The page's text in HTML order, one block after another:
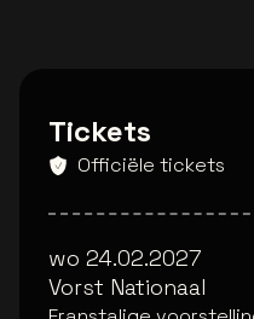
Tickets
Officiële tickets
wo 24.02.2027
Vorst Nationaal